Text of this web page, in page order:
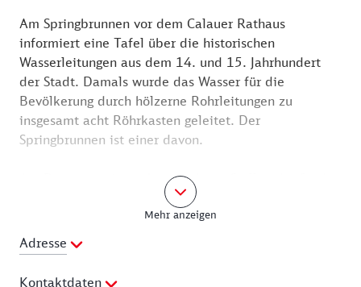
Am Springbrunnen vor dem Calauer Rathaus
informiert eine Tafel über die historischen
Wasserleitungen aus dem 14. und 15. Jahrhundert
der Stadt. Damals wurde das Wasser für die
Bevölkerung durch hölzerne Rohrleitungen zu
insgesamt acht Röhrkasten geleitet. Der
Springbrunnen ist einer davon.
Am Brunnen, wie auch an anderen Stellen der Stadt,
steht ein kleiner, verschmitzter Schusterjunge aus
Bronze. Das Rathaus, Sitz der Stadtverwaltung, ist
ein zweigeschossiger, rötlicher Backsteinbau, der
1870 im Stil der Neorenaissance errichtet und nach
einem Brand im Zweiten Weltkrieg von 1946 bis
Mehr anzeigen
Adresse
Kontaktdaten